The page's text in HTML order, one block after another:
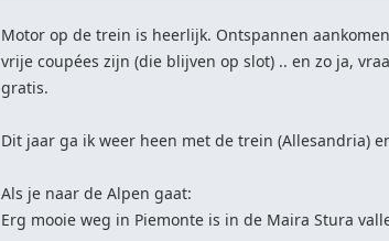
Motor op de trein is heerlijk. Ontspannen
vrije coupées zijn (die blijven op slot) .. en zo ja,
gratis.
Dit jaar ga ik weer heen met de trein (Allesandria)
Als je naar de Alpen gaat:
Erg mooie weg in Piemonte is in de Maira Stura